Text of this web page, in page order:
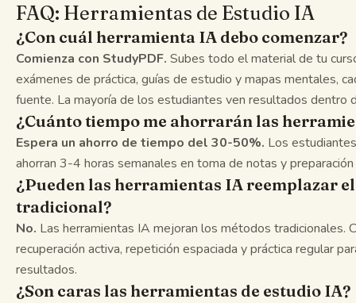
FAQ: Herramientas de Estudio IA
¿Con cuál herramienta IA debo comenzar?
Comienza con StudyPDF. Subes todo el material de tu
exámenes de práctica, guías de estudio y mapas mentales,
fuente. La mayoría de los estudiantes ven resultados dentro
¿Cuánto tiempo me ahorrarán las
Espera un ahorro de tiempo del 30-50%. Los
ahorran 3-4 horas semanales en toma de notas y
¿Pueden las herramientas IA reemplazar
tradicional?
No. Las herramientas IA mejoran los métodos tradicionales.
recuperación activa, repetición espaciada y práctica regular
resultados.
¿Son caras las herramientas de estudio IA?